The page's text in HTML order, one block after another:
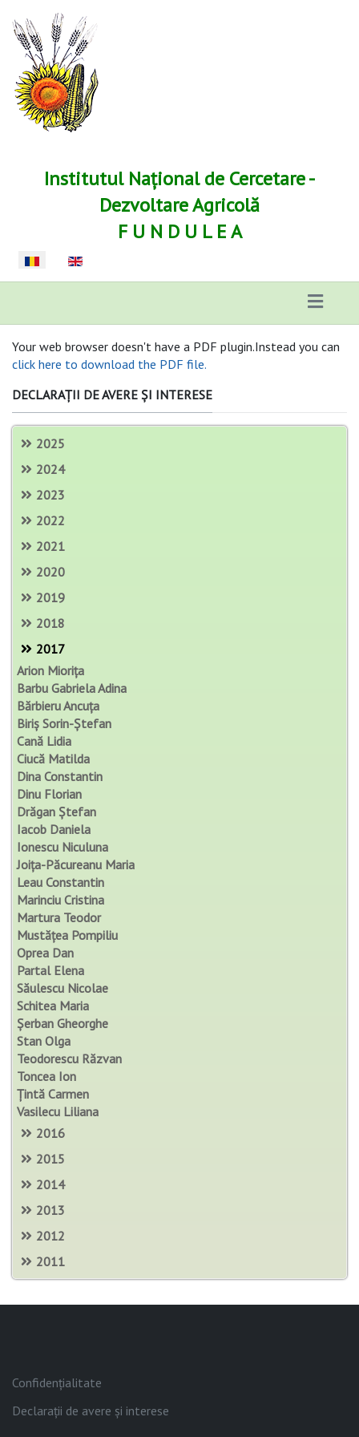
Institutul Național de Cercetare -
Dezvoltare Agricolă
F U N D U L E A
Selectați limba dvs
Your web browser doesn't have a PDF plugin.Instead you can
click here to download the PDF file.
DECLARAȚII DE AVERE ȘI INTERESE
2025
2024
2023
2022
2021
2020
2019
2018
2017
Arion Miorița
Barbu Gabriela Adina
Bărbieru Ancuța
Biriș Sorin-Ștefan
Cană Lidia
Ciucă Matilda
Dina Constantin
Dinu Florian
Drăgan Ștefan
Iacob Daniela
Ionescu Niculuna
Joița-Păcureanu Maria
Leau Constantin
Marinciu Cristina
Martura Teodor
Mustățea Pompiliu
Oprea Dan
Partal Elena
Săulescu Nicolae
Schitea Maria
Șerban Gheorghe
Stan Olga
Teodorescu Răzvan
Toncea Ion
Țintă Carmen
Vasilecu Liliana
2016
2015
2014
2013
2012
2011
Confidențialitate
Declarații de avere și interese